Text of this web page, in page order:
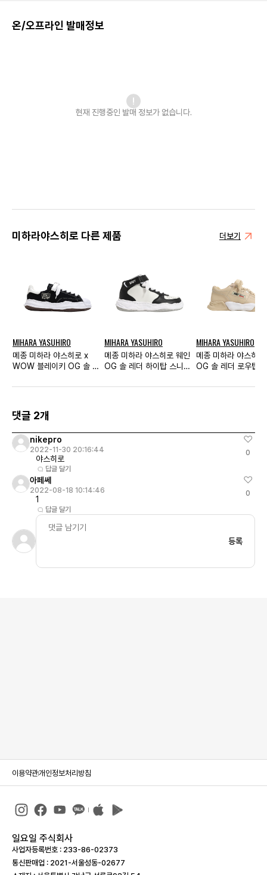
온/오프라인 발매정보
현재 진행중인 발매 정보가 없습니다.
미하라야스히로 다른 제품 더보기
MIHARA YASUHIRO
메종 미하라 야스히로 x
WOW 블레이키 OG 솔 캔
MIHARA YASUHIRO
메종 미하라 야스히로 웨인
OG 솔 레더 하이탑 스니커
MIHARA YASUHIRO
메종 미하라 야스히
OG 솔 레더 로우탑
댓글 2개
nikepro
2022-11-30 20:16:44
야스히로
답글 달기
0
아페쎄
2022-08-18 10:14:46
1
답글 달기
0
등록
이용약관개인정보처리방침
일요일 주식회사
사업자등록번호 : 233-86-023­73
통신판매업 : 2021-서울성동-02677